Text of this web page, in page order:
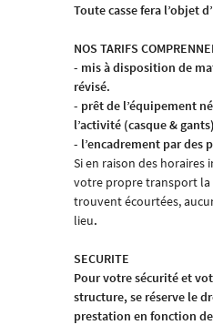
Toute casse fera l’objet
NOS TARIFS
- mis à disposition de
révisé.
- prêt de l’équipement
l’activité (casque &
- l’encadrement par des
Si en raison des horaires
votrepropretransport la
trouvent écourtées,
lieu.
SECURITE
Pour votre sécurité et
structure, se réserve le
prestation en fonction